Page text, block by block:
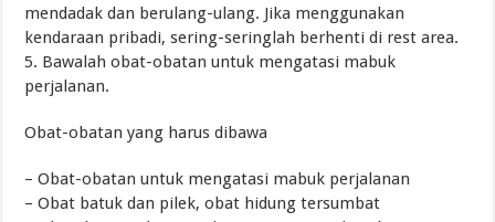
mendadak dan berulang-ulang. Jika menggunakan
kendaraan pribadi, sering-seringlah berhenti di rest area.
5. Bawalah obat-obatan untuk mengatasi mabuk
perjalanan.
Obat-obatan yang harus dibawa
– Obat-obatan untuk mengatasi mabuk perjalanan
– Obat batuk dan pilek, obat hidung tersumbat